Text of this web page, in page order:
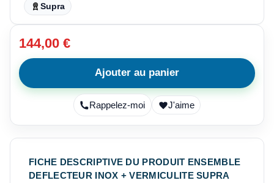
Supra
144,00 €
Ajouter au panier
Rappelez-moi J'aime
FICHE DESCRIPTIVE DU PRODUIT ENSEMBLE
DEFLECTEUR INOX + VERMICULITE SUPRA